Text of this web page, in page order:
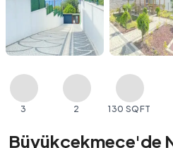
3 2 130 SQFT
Büyükçekmece'de